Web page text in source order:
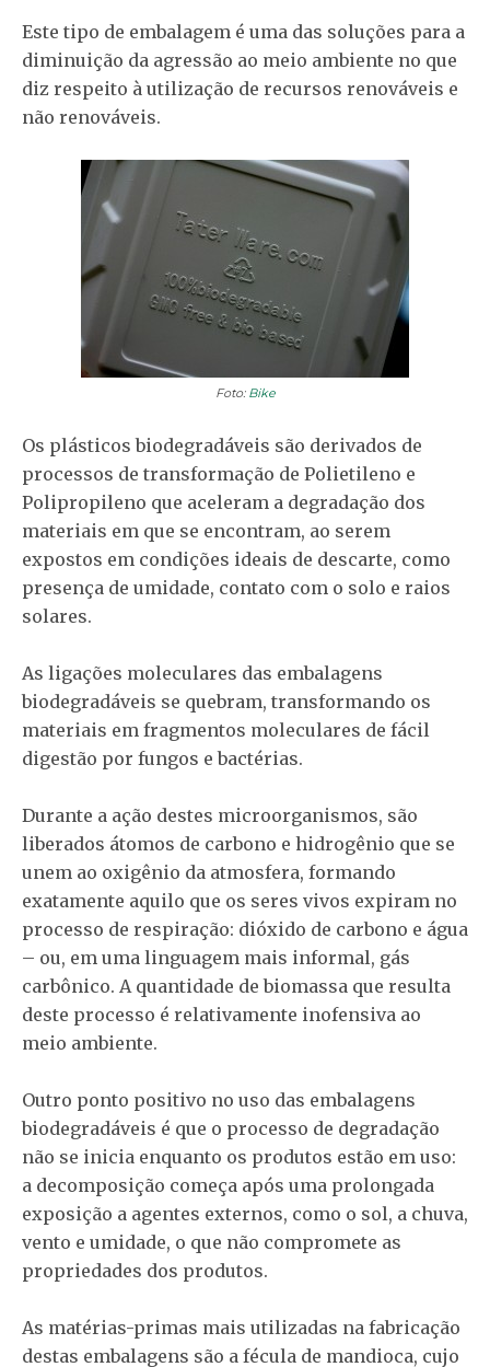
Este tipo de embalagem é uma das soluções para a
diminuição da agressão ao meio ambiente no que
diz respeito à utilização de recursos renováveis e
não renováveis.
Foto: Bike
Os plásticos biodegradáveis são derivados de
processos de transformação de Polietileno e
Polipropileno que aceleram a degradação dos
materiais em que se encontram, ao serem
expostos em condições ideais de descarte, como
presença de umidade, contato com o solo e raios
solares.
As ligações moleculares das embalagens
biodegradáveis se quebram, transformando os
materiais em fragmentos moleculares de fácil
digestão por fungos e bactérias.
Durante a ação destes microorganismos, são
liberados átomos de carbono e hidrogênio que se
unem ao oxigênio da atmosfera, formando
exatamente aquilo que os seres vivos expiram no
processo de respiração: dióxido de carbono e água
– ou, em uma linguagem mais informal, gás
carbônico. A quantidade de biomassa que resulta
deste processo é relativamente inofensiva ao
meio ambiente.
Outro ponto positivo no uso das embalagens
biodegradáveis é que o processo de degradação
não se inicia enquanto os produtos estão em uso:
a decomposição começa após uma prolongada
exposição a agentes externos, como o sol, a chuva,
vento e umidade, o que não compromete as
propriedades dos produtos.
As matérias-primas mais utilizadas na fabricação
destas embalagens são a fécula de mandioca, cujo